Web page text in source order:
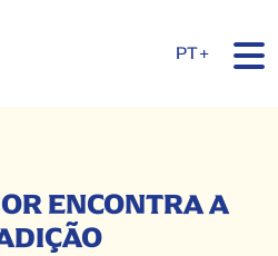
PT+
ENCONTRA A